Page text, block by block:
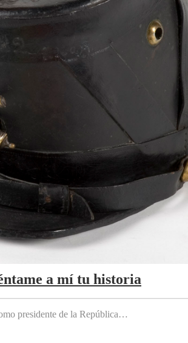
a mí tu historia
presidente de la República…